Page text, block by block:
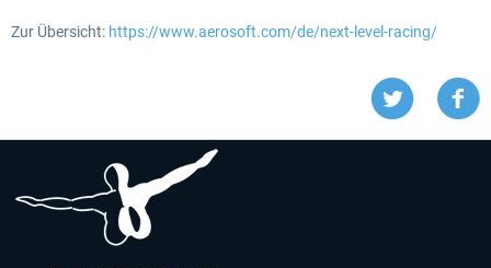
Zur Übersicht: https://www.aerosoft.com/de/next-level-racing/